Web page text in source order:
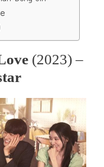
(2023) –